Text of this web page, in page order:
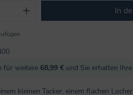
Gib den In
für weitere 68,99 € und Sie erhalten
kleinen Tacker, einem flachen